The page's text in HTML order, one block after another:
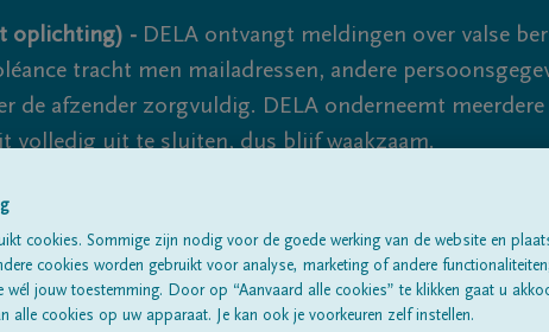
oplichting) - DELA ontvangt meldingen over valse
tracht men mailadressen, andere
de afzender zorgvuldig. DELA onderneemt
volledig uit te sluiten, dus blijf waakzaam.
Alle rouwberichtenOver ons
cookies. Sommige zijn nodig voor de goede werking van de website en
cookies worden gebruikt voor analyse, marketing of andere functionaliteiten;
wél jouw toestemming. Door op “Aanvaard alle cookies” te klikken gaat u
alle cookies op uw apparaat. Je kan ook je voorkeuren zelf instellen.